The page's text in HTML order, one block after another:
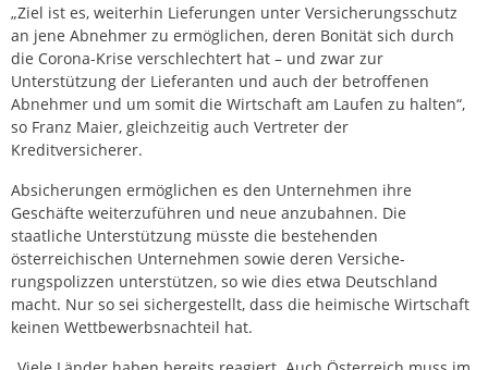
„Ziel ist es, weiterhin Lieferungen unter Versicherungsschutz
an jene Ab­nehmer zu ermöglichen, deren Bonität sich durch
die Corona-Krise verschlechtert hat – und zwar zur
Unterstützung der Lieferanten und auch der betroffenen
Abnehmer und um somit die Wirtschaft am Laufen zu halten“,
so Franz Maier, gleichzeitig auch Vertreter der
Kreditversicherer.
Absicherungen ermöglichen es den Unternehmen ihre
Geschäfte weiterzuführen und neue anzubahnen. Die
staatliche Unterstützung müsste die bestehen­den
österreichischen Unternehmen sowie deren Ver­siche­
rungspolizzen unterstützen, so wie dies etwa Deutschland
macht. Nur so sei sichergestellt, dass die heimische Wirtschaft
keinen Wettbewerbsnachteil hat.